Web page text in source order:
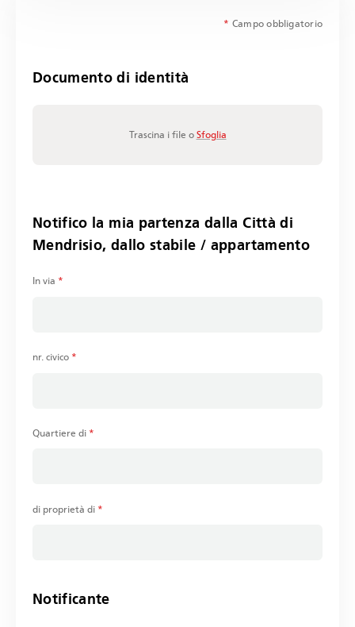
* Campo obbligatorio
Documento di identità
Trascina i file o Sfoglia
Notifico la mia partenza dalla Città di
Mendrisio, dallo stabile / appartamento
In via *
nr. civico *
Quartiere di *
di proprietà di *
Notificante